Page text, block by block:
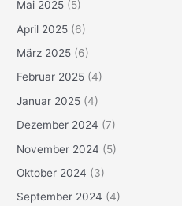
Mai 2025 (5)
April 2025 (6)
März 2025 (6)
Februar 2025 (4)
Januar 2025 (4)
Dezember 2024 (7)
November 2024 (5)
Oktober 2024 (3)
September 2024 (4)